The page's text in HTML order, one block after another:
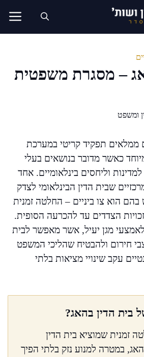
– מסגרת משפטית
ומשפט
ממלאים תפקיד קריטי במערכת
כאשר מדובר בנושאים בעלי
וליחסים בינלאומיים. אחד
שבית הדין הבינלאומי לצדק
הוא צו ביניים – החלטה זמנית
הצדדים עד להכרעה הסופית.
מגן יעיל, אשר מאפשר לבית
חירום ולהבטיח שהליכי המשפט
עקב שינויי מציאות בלתי
בית הדין בהאג?
זמנית שמוציא בית הדין
במטרה למנוע נזק בלתי הפיך